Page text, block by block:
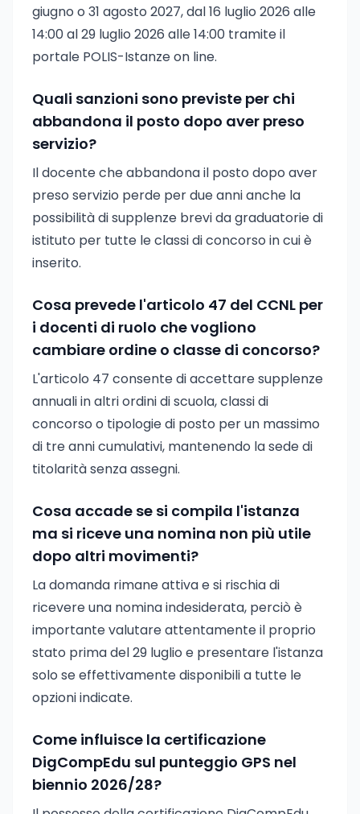
giugno o 31 agosto 2027, dal 16 luglio 2026 alle
14:00 al 29 luglio 2026 alle 14:00 tramite il
portale POLIS-Istanze on line.
Quali sanzioni sono previste per chi
abbandona il posto dopo aver preso
servizio?
Il docente che abbandona il posto dopo aver
preso servizio perde per due anni anche la
possibilità di supplenze brevi da graduatorie di
istituto per tutte le classi di concorso in cui è
inserito.
Cosa prevede l'articolo 47 del CCNL per
i docenti di ruolo che vogliono
cambiare ordine o classe di concorso?
L'articolo 47 consente di accettare supplenze
annuali in altri ordini di scuola, classi di
concorso o tipologie di posto per un massimo
di tre anni cumulativi, mantenendo la sede di
titolarità senza assegni.
Cosa accade se si compila l'istanza
ma si riceve una nomina non più utile
dopo altri movimenti?
La domanda rimane attiva e si rischia di
ricevere una nomina indesiderata, perciò è
importante valutare attentamente il proprio
stato prima del 29 luglio e presentare l'istanza
solo se effettivamente disponibili a tutte le
opzioni indicate.
Come influisce la certificazione
DigCompEdu sul punteggio GPS nel
biennio 2026/28?